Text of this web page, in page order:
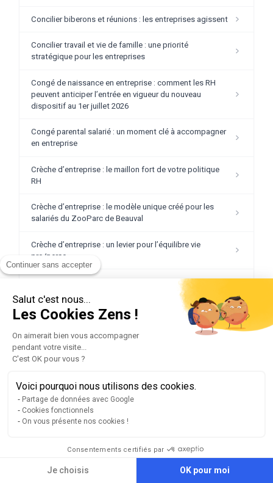
Continuer sans accepter
Salut c'est nous...
Les Cookies Zens !
On aimerait bien vous accompagner
pendant votre visite...
C'est OK pour vous ?
Voici pourquoi nous utilisons des cookies.
Partage de données avec Google
Cookies fonctionnels
On vous présente nos cookies !
Consentements certifiés par
Je choisis OK pour moi
Concilier biberons et réunions : les entreprises agissent
Concilier travail et vie de famille : une priorité
stratégique pour les entreprises
Congé de naissance en entreprise : comment les RH
peuvent anticiper l’entrée en vigueur du nouveau
dispositif au 1er juillet 2026
Congé parental salarié : un moment clé à accompagner
en entreprise
Crèche d’entreprise : le maillon fort de votre politique
RH
Crèche d’entreprise : le modèle unique créé pour les
salariés du ZooParc de Beauval
Crèche d’entreprise : un levier pour l’équilibre vie
pro/perso
Crèche d’entreprise et QVCT : comment agir
concrètement sur les conditions de travail des salariés
parents ?
Crèche d’entreprise ou participation aux frais de garde
fonctionne le dispositif ?
Crèche inter-entreprise : dépense ou avantage fiscal ?
Découvrez combien de salariés parents se disent prêts
à démissionner faute de soutien de leur employeur